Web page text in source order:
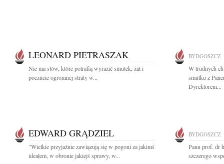
LEONARD PIETRASZAK
Nie ma słów, które potrafią wyrazić smutek, żal i
poczucie ogromnej straty w...
BYDGOSZCZ
W trudnych
smutku z
Dyrektorem...
EDWARD GRĄDZIEL
"Wielkie przyjaźnie zawiązują się w pogoni za jakimś
ideałem, w obronie jakiejś sprawy, w...
BYDGOSZCZ
Panu prof. dr
szczerego